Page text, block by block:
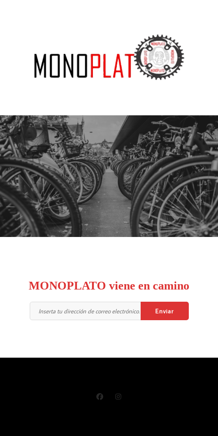
MONOPLATO viene en camino
SUBSCRIBE US